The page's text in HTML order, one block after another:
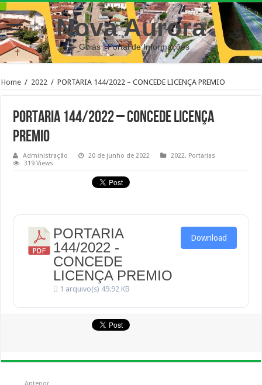
Nova Aurora
– Goiás | Portal de Informações
Home / 2022 / PORTARIA 144/2022 – CONCEDE LICENÇA PREMIO
PORTARIA 144/2022 – CONCEDE LICENÇA
PREMIO
Administração 20 de junho de 2022 2022, Portarias
319 Views
PORTARIA
144/2022 -
CONCEDE
LICENÇA PREMIO
1 arquivo(s) 49.92 KB
Download